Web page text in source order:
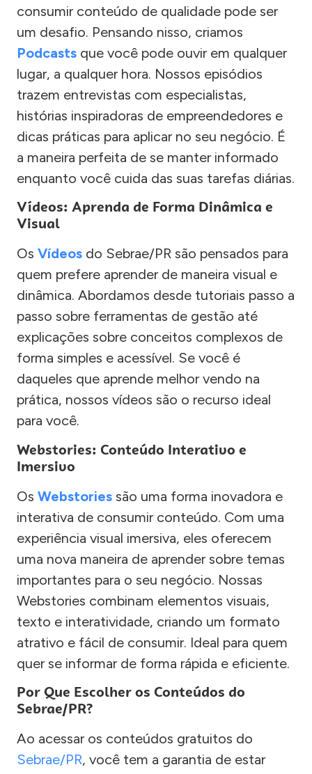
consumir conteúdo de qualidade pode ser
um desafio. Pensando nisso, criamos
Podcasts que você pode ouvir em qualquer
lugar, a qualquer hora. Nossos episódios
trazem entrevistas com especialistas,
histórias inspiradoras de empreendedores e
dicas práticas para aplicar no seu negócio. É
a maneira perfeita de se manter informado
enquanto você cuida das suas tarefas diárias.
Vídeos: Aprenda de Forma Dinâmica e
Visual
Os Vídeos do Sebrae/PR são pensados para
quem prefere aprender de maneira visual e
dinâmica. Abordamos desde tutoriais passo a
passo sobre ferramentas de gestão até
explicações sobre conceitos complexos de
forma simples e acessível. Se você é
daqueles que aprende melhor vendo na
prática, nossos vídeos são o recurso ideal
para você.
Webstories: Conteúdo Interativo e
Imersivo
Os Webstories são uma forma inovadora e
interativa de consumir conteúdo. Com uma
experiência visual imersiva, eles oferecem
uma nova maneira de aprender sobre temas
importantes para o seu negócio. Nossas
Webstories combinam elementos visuais,
texto e interatividade, criando um formato
atrativo e fácil de consumir. Ideal para quem
quer se informar de forma rápida e eficiente.
Por Que Escolher os Conteúdos do
Sebrae/PR?
Ao acessar os conteúdos gratuitos do
Sebrae/PR, você tem a garantia de estar